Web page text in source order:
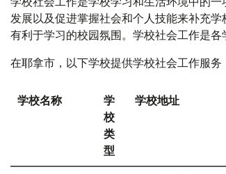
发展以及促进掌握社会和个人技能来补充
有利于学习的校园氛围。学校社会工作是各
在耶拿市，以下学校提供学校社会工作服务
学校名称
学
校
类
型
学校地址